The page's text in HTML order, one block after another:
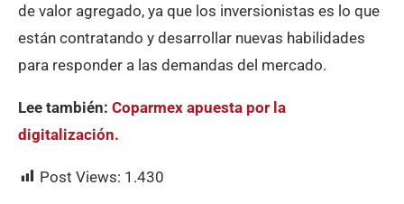
de valor agregado, ya que los inversionistas es lo que
están contratando y desarrollar nuevas habilidades
para responder a las demandas del mercado.
Lee también: Coparmex apuesta por la
digitalización.
Post Views: 1.430